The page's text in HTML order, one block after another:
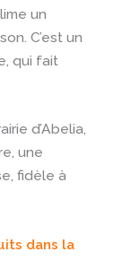
un
C’est un
qui fait
d’Abelia,
une
fidèle à
dans la